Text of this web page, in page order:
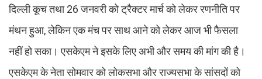
दिल्ली कूच तथा 26 जनवरी को ट्रैक्टर मार्च को लेकर रणनीति पर
मंथन हुआ, लेकिन एक मंच पर साथ आने को लेकर आज भी फैसला
नहीं हो सका। एसकेएम ने इसके लिए अभी और समय की मांग की है।
एसकेएम के नेता सोमवार को लोकसभा और राज्यसभा के सांसदों को